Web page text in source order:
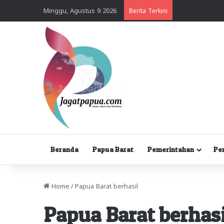
Minggu, Agustus 9 2026 Berita Terkini
Beranda Papua Barat Pemerintahan
Home / Papua Barat berhasil
Papua Barat